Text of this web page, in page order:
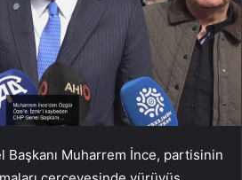
Başkanı Muharrem İnce, partisinin